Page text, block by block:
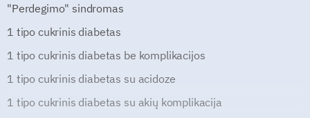
"Perdegimo" sindromas
1 tipo cukrinis diabetas
1 tipo cukrinis diabetas be komplikacijos
1 tipo cukrinis diabetas su acidoze
1 tipo cukrinis diabetas su akių komplikacija